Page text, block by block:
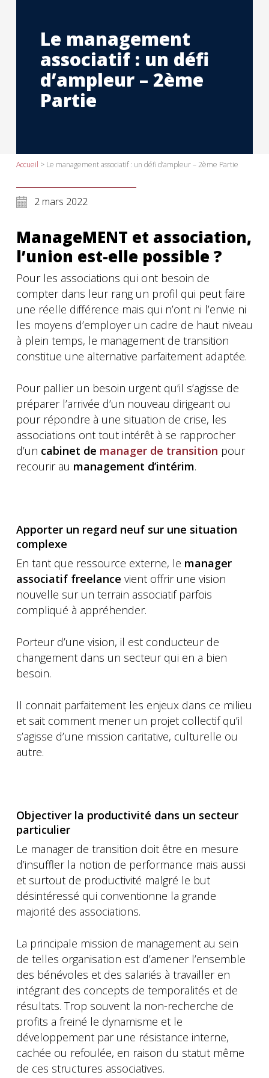
Le management
associatif : un défi
d’ampleur – 2ème
Partie
Accueil > Le management associatif : un défi d’ampleur – 2ème Partie
2 mars 2022
ManageMENT et association,
l’union est-elle possible ?
Pour les associations qui ont besoin de
compter dans leur rang un profil qui peut faire
une réelle différence mais qui n’ont ni l’envie ni
les moyens d’employer un cadre de haut niveau
à plein temps, le management de transition
constitue une alternative parfaitement adaptée.
Pour pallier un besoin urgent qu’il s’agisse de
préparer l’arrivée d’un nouveau dirigeant ou
pour répondre à une situation de crise, les
associations ont tout intérêt à se rapprocher
d’un cabinet de manager de transition pour
recourir au management d’intérim.
Apporter un regard neuf sur une situation
complexe
En tant que ressource externe, le manager
associatif freelance vient offrir une vision
nouvelle sur un terrain associatif parfois
compliqué à appréhender.
Porteur d’une vision, il est conducteur de
changement dans un secteur qui en a bien
besoin.
Il connait parfaitement les enjeux dans ce milieu
et sait comment mener un projet collectif qu’il
s’agisse d’une mission caritative, culturelle ou
autre.
Objectiver la productivité dans un secteur
particulier
Le manager de transition doit être en mesure
d’insuffler la notion de performance mais aussi
et surtout de productivité malgré le but
désintéressé qui conventionne la grande
majorité des associations.
La principale mission de management au sein
de telles organisation est d’amener l’ensemble
des bénévoles et des salariés à travailler en
intégrant des concepts de temporalités et de
résultats. Trop souvent la non-recherche de
profits a freiné le dynamisme et le
développement par une résistance interne,
cachée ou refoulée, en raison du statut même
de ces structures associatives.